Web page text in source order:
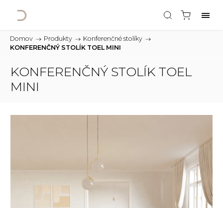
Domov / Produkty / Konferenčné stolíky /
KONFERENČNÝ STOLÍK TOEL MINI
KONFERENČNÝ STOLÍK TOEL
MINI